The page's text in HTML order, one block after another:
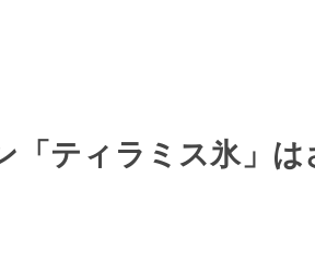
「ティラミス氷」